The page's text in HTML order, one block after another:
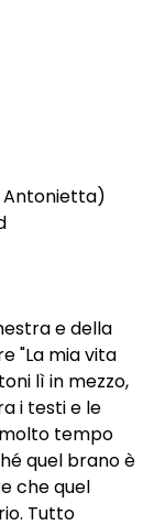
Antonietta)
e della
"La mia vita
lì in mezzo,
i testi e le
tempo
quel brano è
che quel
Tutto